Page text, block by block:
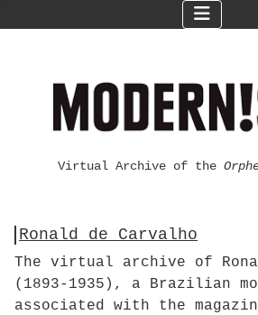
Virtual Archive of the
Ronald de Carvalho
The virtual archive of
(1893-1935), a Brazilian
associated with the